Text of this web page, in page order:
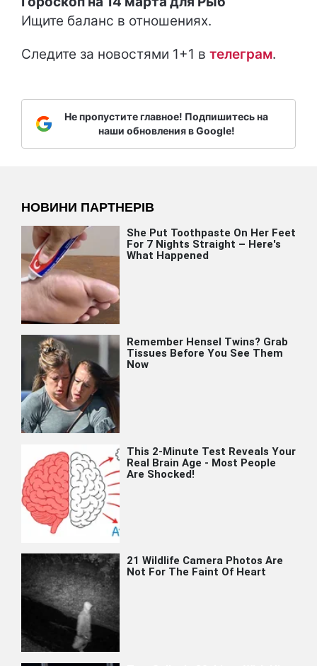
Ищите баланс в отношениях.
Следите за новостями 1+1 в телеграм.
Не пропустите главное! Подпишитесь на
наши обновления в Google!